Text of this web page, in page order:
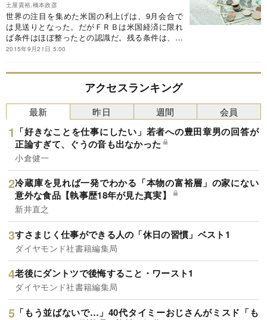
土屋貴裕,橋本政彦
世界の注目を集めた米国の利上げは、9月会合で
は見送りとなった。だがＦＲＢは米国経済に限れ
ば条件はほぼ整ったとの認識だ。残る条件は、世
界の市場の安定化、財政問題の解決、米景気が腰
2015年9月21日 5:00
アクセスランキング
最新
「好きなことを仕事にしたい」若者への豊田章男の回答が
正論すぎて、ぐうの音も出なかった
小倉健一
冷蔵庫を見れば一発でわかる「本物の富裕層」の家にない
意外な食品【執事歴18年が見た真実】
新井直之
すさまじく仕事ができる人の「休日の習慣」ベスト1
ダイヤモンド社書籍編集局
老後にダントツで後悔すること・ワースト1
ダイヤモンド社書籍編集局
「もう並ばないで…」40代タイミーおじさんがミスド「も
昨日 週間 会員